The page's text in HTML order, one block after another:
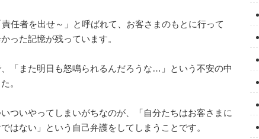
任者を出せ～」と呼ばれて、お客さまのもとに行って
った記憶が残っています。
「また明日も怒鳴られるんだろうな…」という不安の中
。
ついやってしまいがちなのが、「自分たちはお客さまに
はない」という自己弁護をしてしまうことです。